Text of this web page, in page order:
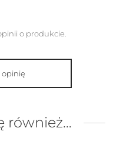
o produkcie.
opinię
również…